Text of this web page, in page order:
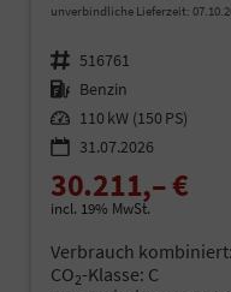
unverbindliche Lieferzeit:
Fahrzeugnr. 516761
Kraftstoff Benzin
Leistung 110 kW (150 PS)
31.07.2026
30.211,– €
incl. 19% MwSt.
Verbrauch kombiniert:
CO2-Klasse: C